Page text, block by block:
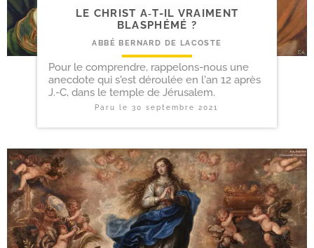
LE CHRIST A‑T-​IL VRAIMENT
BLASPHÉMÉ ?
ABBÉ BERNARD DE LACOSTE
Pour le comprendre, rappelons-nous une
anecdote qui s'est déroulée en l'an 12 après
J.-C, dans le temple de Jérusalem.
Paru le30 septembre 2021